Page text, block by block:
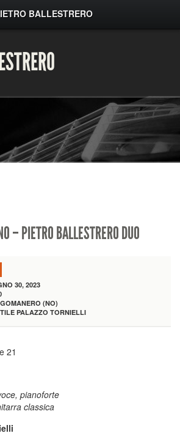
BALLESTRERO
– PIETRO BALLESTRERO DUO
30, 2023
(NO)
PALAZZO TORNIELLI
21
pianoforte
classica